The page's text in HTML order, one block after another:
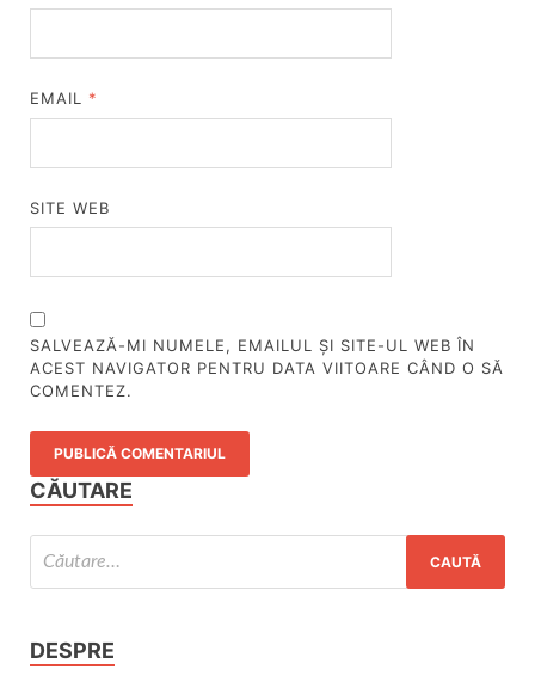
EMAIL *
SITE WEB
SALVEAZĂ-MI NUMELE, EMAILUL ȘI SITE-UL WEB ÎN
ACEST NAVIGATOR PENTRU DATA VIITOARE CÂND O SĂ
COMENTEZ.
CĂUTARE
DESPRE